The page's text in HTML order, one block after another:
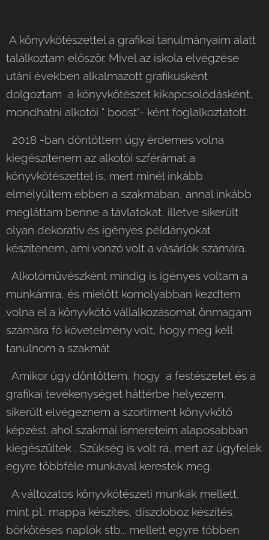
A könyvkötészettel a grafikai tanulmányaim alatt
találkoztam először. Mivel az iskola elvégzése
utáni években alkalmazott grafikusként
dolgoztam a könyvkötészet kikapcsolódásként,
mondhatni alkotói " boost"- ként foglalkoztatott.
2018 -ban döntöttem úgy érdemes volna
kiegészítenem az alkotói szférámat a
könyvkötészettel is, mert minél inkább
elmélyültem ebben a szakmában, annál inkább
megláttam benne a távlatokat, illetve sikerült
olyan dekoratív és igényes példányokat
készítenem, ami vonzó volt a vásárlók számára.
Alkotóművészként mindig is igényes voltam a
munkámra, és mielőtt komolyabban kezdtem
volna el a könyvkötő vállalkozásomat önmagam
számára fő követelmény volt, hogy meg kell
tanulnom a szakmát
Amikor úgy döntöttem, hogy a festészetet és a
grafikai tevékenységet háttérbe helyezem,
sikerült elvégeznem a szortiment könyvkötő
képzést. ahol szakmai ismereteim alaposabban
kiegészültek . Szükség is volt rá, mert az ügyfelek
egyre többféle munkával kerestek meg.
A változatos könyvkötészeti munkák mellett,
mint pl.: mappa készítés, díszdoboz készítés,
bőrkötéses naplók stb... mellett egyre többen